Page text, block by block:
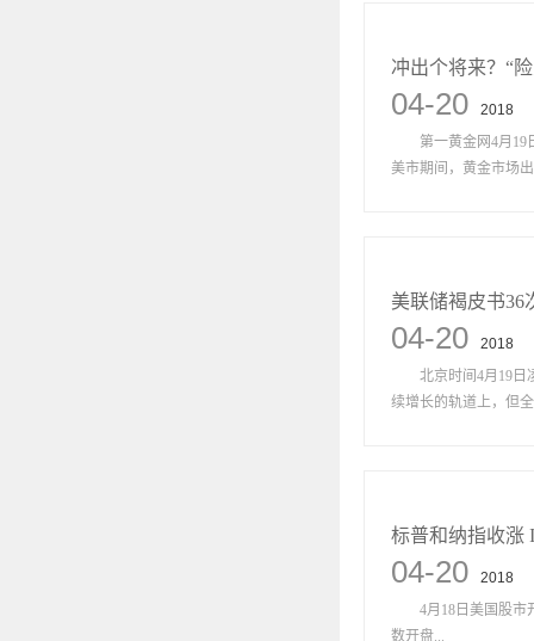
冲出个将来？“
04-20
2018
第一黄金网4月19日
美市期间，黄金市场
美联储褐皮书36
04-20
2018
北京时间4月19日凌
续增长的轨道上，
标普和纳指收涨
04-20
2018
4月18日美国股市开
数开盘...